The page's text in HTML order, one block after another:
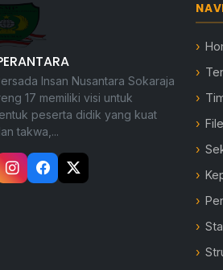
Insan Nusantara Sokaraja
17 memiliki visi untuk
peserta didik yang kuat
takwa,...